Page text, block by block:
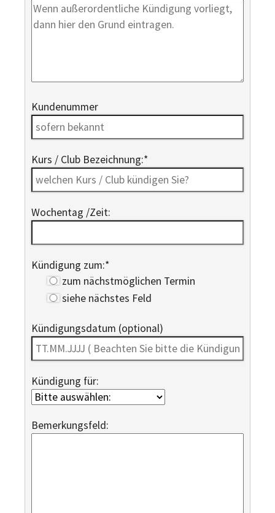
Kundenummer
Kurs / Club Bezeichnung:*
Wochentag /Zeit:
Kündigung zum:*
zum nächstmöglichen Termin
siehe nächstes Feld
Kündigungsdatum (optional)
Kündigung für:
Bemerkungsfeld: